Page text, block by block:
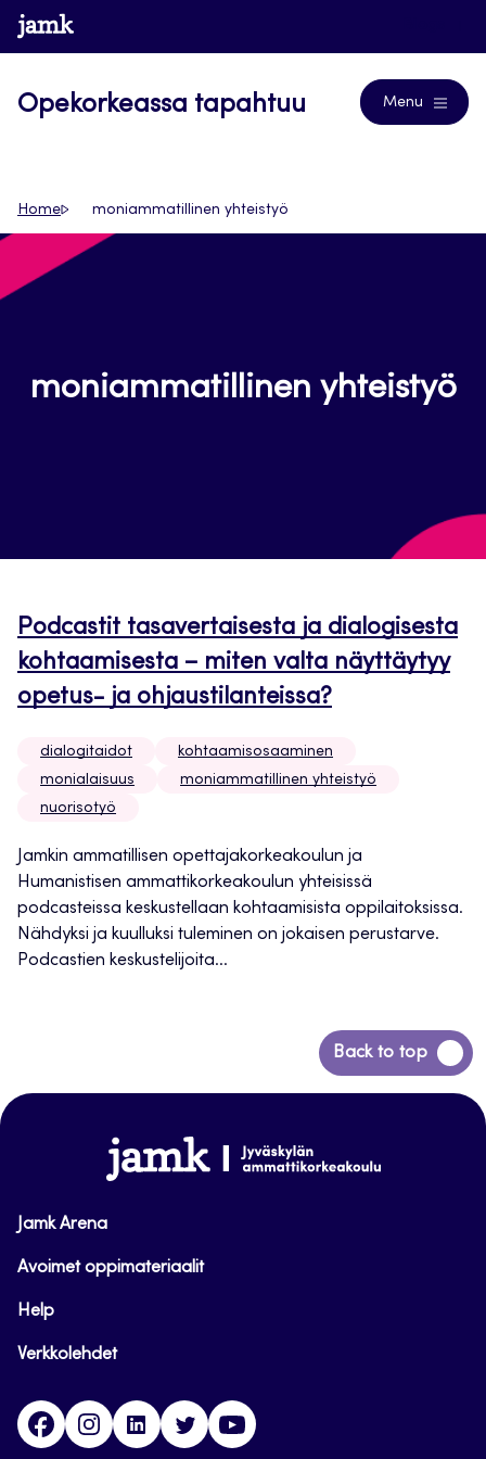
Siirry
suoraan
www.jamk.fi
Opekorkeassa tapahtuu Menu
Home moniammatillinen yhteistyö
moniammatillinen yhteistyö
Podcastit tasavertaisesta ja dialogisesta
kohtaamisesta – miten valta näyttäytyy
opetus- ja ohjaustilanteissa?
dialogitaidot
kohtaamisosaaminen
monialaisuus
moniammatillinen yhteistyö
nuorisotyö
Jamkin ammatillisen opettajakorkeakoulun ja
Humanistisen ammattikorkeakoulun yhteisissä
podcasteissa keskustellaan kohtaamisista oppilaitoksissa.
Nähdyksi ja kuulluksi tuleminen on jokaisen perustarve.
Podcastien keskustelijoita...
Back to top
Siirry
takaisin
www.jamk.fi
Jamk Arena
Avoimet oppimateriaalit
Help
Verkkolehdet
FacebookInstagramLinkedinTwitter